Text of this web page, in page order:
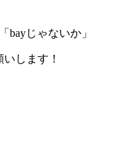
bayじゃないか」
します！